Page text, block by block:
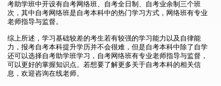
考助学班中开设有自考网络班、自考全日制、自考业余制三个班
次，其中自考网络班是自考本科中的热门学习方式，网络班有专业
老师指导与监督。
综上所述，学习基础较差的考生若有较强的学习能力以及自律能
力，报考自考本科提升学历并不会很难，但是自考本科中除了自学
还可以选择自考助学班学习，自考网络班有专业老师指导与监督，
可以更好的掌握知识点。若想要了解更多关于自考本科的相关信
息，欢迎咨询在线老师。